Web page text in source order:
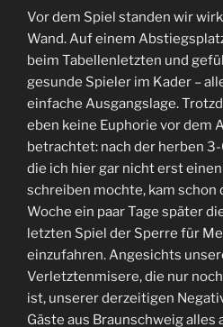
Vor dem Spiel standen wir
Wand. Auf einem
beim Tabellenletzten und
gesunde Spieler im Kader –
einfache Ausgangslage.
eben keine Euphorie vor dem
betrachtet: nach der herben
die ich hier gar nicht erst
schreiben mochte, kam schon
Woche ein paar Tage später
letzten Spiel der Sperre für
einzufahren. Angesichts
Verletztenmisere, die nur
ist, unserer derzeitigen
Gäste aus Braunschweig alles